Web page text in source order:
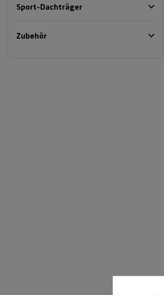
Sport-Dachträger
Zubehör